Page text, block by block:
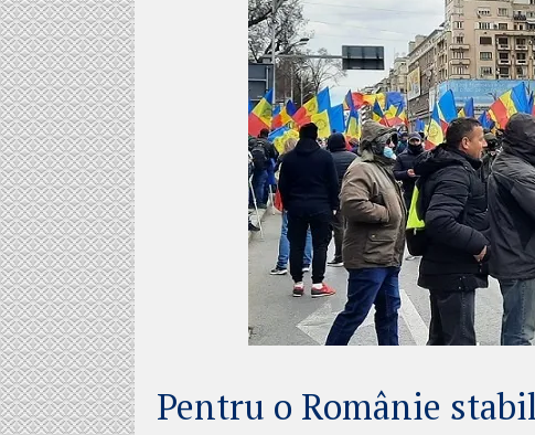
Pentru o Românie